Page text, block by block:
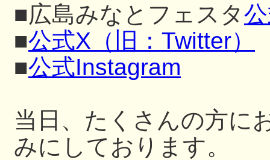
■広島みなとフェスタ
■公式X（旧：Twitter）
■公式Instagram
当日、たくさんの方に
みにしております。